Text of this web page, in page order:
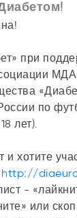
при
по
лет).
хотите
http://
-
или